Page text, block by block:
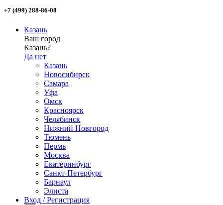
+7 (499) 288-86-08
Казань
Ваш город
Казань?
Да нет
Казань
Новосибирск
Самара
Уфа
Омск
Красноярск
Челябинск
Нижний Новгород
Тюмень
Пермь
Москва
Екатеринбург
Санкт-Петербург
Барнаул
Элиста
Вход / Регистрация